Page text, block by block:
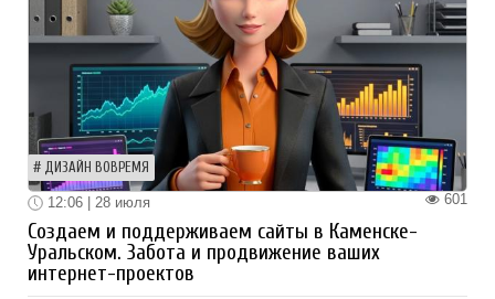
ДИЗАЙН ВОВРЕМЯ
601
12:06 | 28 июля
Создаем и поддерживаем сайты в Каменске-
Уральском. Забота и продвижение ваших
интернет-проектов